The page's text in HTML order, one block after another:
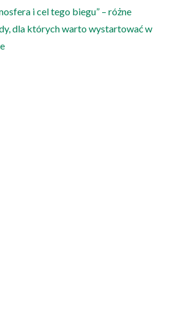
i cel tego biegu” – różne
dla których warto wystartować w